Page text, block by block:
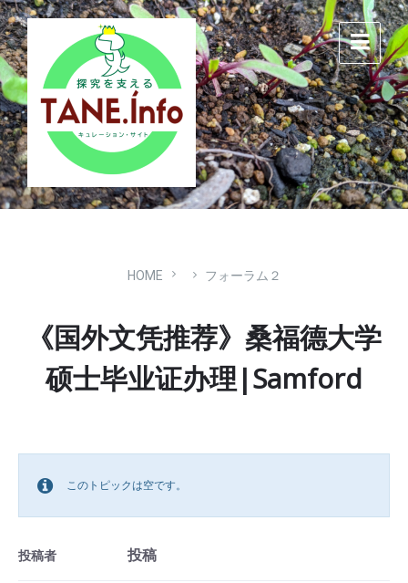
Skip
to
content
Skip
to
main
navigation
Skip
to
footer
HOME フォーラム２
《国外文凭推荐》桑福德大学
硕士毕业证办理|Samford
このトピックは空です。
投稿者 投稿